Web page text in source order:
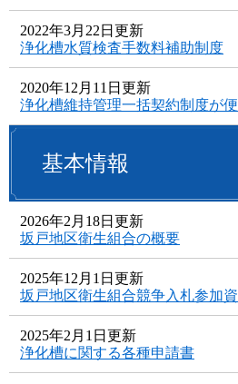
2022年3月22日更新
浄化槽水質検査手数料補助制度
2020年12月11日更新
浄化槽維持管理一括契約制度が
基本情報
2026年2月18日更新
坂戸地区衛生組合の概要
2025年12月1日更新
坂戸地区衛生組合競争入札参加
2025年2月1日更新
浄化槽に関する各種申請書